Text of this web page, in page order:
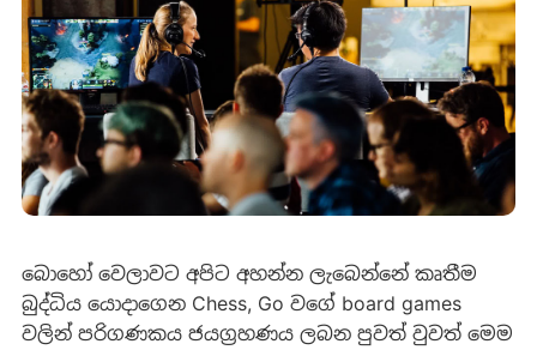
බොහෝ වෙලාවට අපිට අහන්න ලැබෙන්නේ කෘතීම
බුද්ධිය යොදාගෙන Chess, Go වගේ board games
වලින් පරිගණකය ජයග්‍රහණය ලබන පුවත් වුවත් මෙම